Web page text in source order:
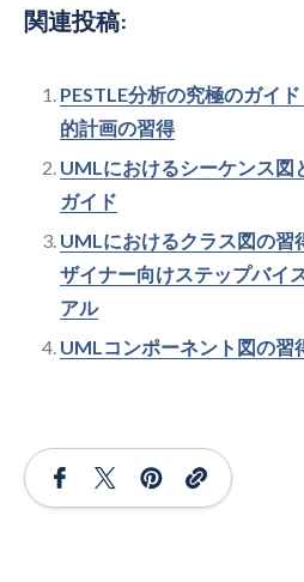
関連投稿:
PESTLE分析の究極のガイ
的計画の習得
UMLにおけるシーケンス図
ガイド
UMLにおけるクラス図の習
ザイナー向けステップバイ
アル
UMLコンポーネント図の習